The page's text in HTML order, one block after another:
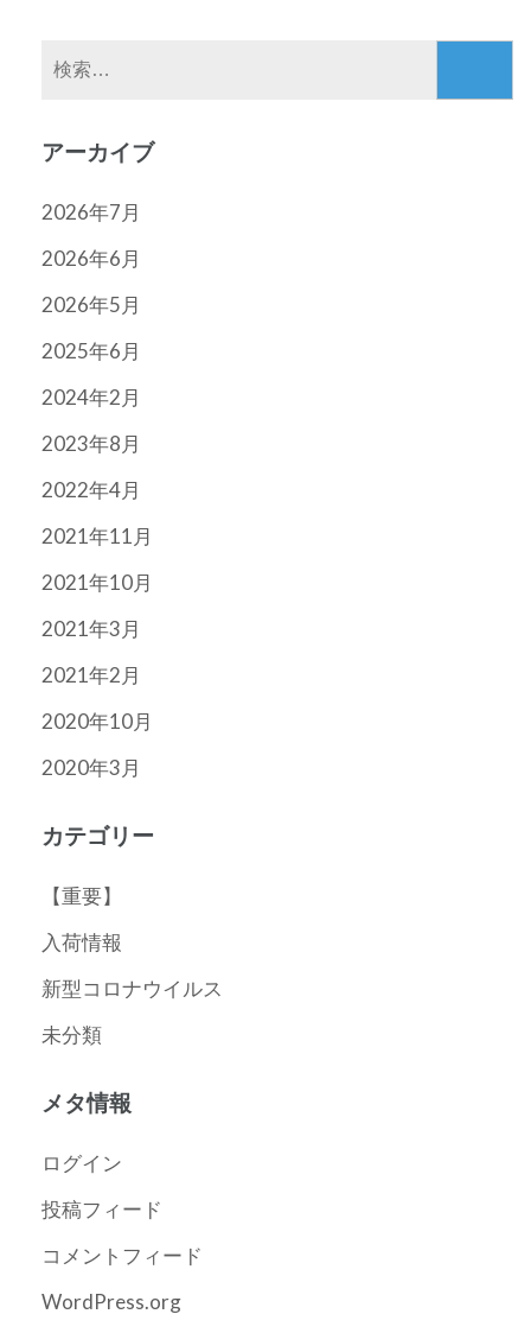
アーカイブ
2026年7月
2026年6月
2026年5月
2025年6月
2024年2月
2023年8月
2022年4月
2021年11月
2021年10月
2021年3月
2021年2月
2020年10月
2020年3月
カテゴリー
【重要】
入荷情報
新型コロナウイルス
未分類
メタ情報
ログイン
投稿フィード
コメントフィード
WordPress.org